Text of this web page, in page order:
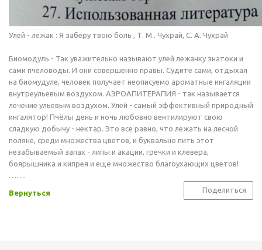
Улей - лежак : Я заберу твою боль , Т. М . Чухрай, С. А. Чухрай
Биомодуль - Так уважительно называют улей лежанку знатоки и
сами пчеловоды. И они совершенно правы. Судите сами, отдыхая
на биомудуле, человек получает неописуемо ароматные ингаляции
внутреульевым воздухом. АЭРОАПИТЕРАПИЯ - так называется
лечение ульевым воздухом. Улей - самый эффективный природный
ингалятор! Пчёлы день и ночь любовно вентилируют свою
сладкую добычу - нектар. Это все равно, что лежать на лесной
поляне, среди множества цветов, и буквально пить этот
незабываемый запах - липы и акации, гречки и клевера,
боярышника и кипрея и ещё множество благоухающих цветов!
…….
Вернуться Поделиться